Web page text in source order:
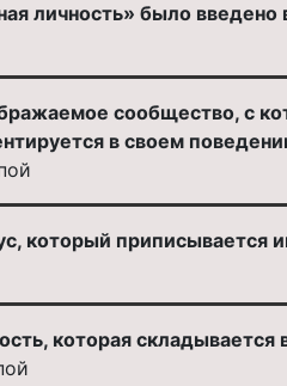
личность» было введено
сообщество, с
в своем
который приписывается
которая